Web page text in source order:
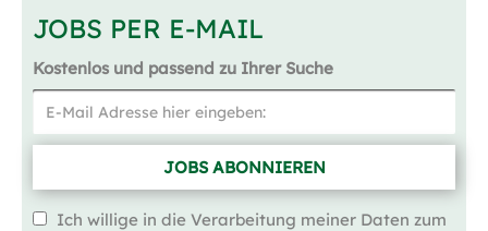
JOBS PER E-MAIL
Kostenlos und passend zu Ihrer Suche
JOBS ABONNIEREN
Ich willige in die Verarbeitung meiner Daten zum